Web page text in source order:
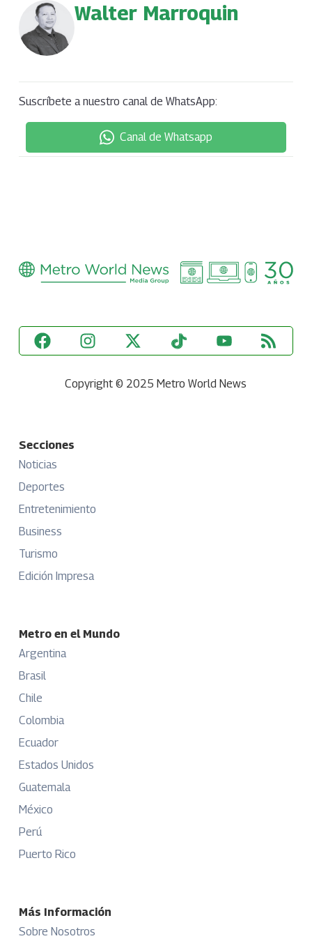
Walter Marroquin
Suscríbete a nuestro canal de WhatsApp:
Canal de Whatsapp
Copyright © 2025 Metro World News
Secciones
Noticias
Deportes
Entretenimiento
Business
Turismo
Edición Impresa
Metro en el Mundo
Argentina
Brasil
Chile
Colombia
Ecuador
Estados Unidos
Guatemala
México
Perú
Puerto Rico
Más Información
Sobre Nosotros